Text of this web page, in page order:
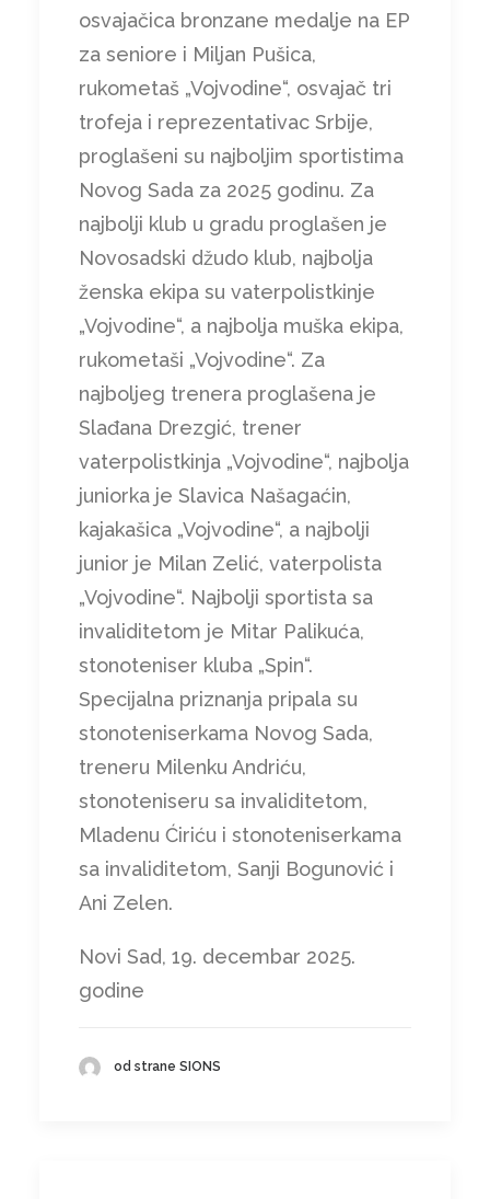
osvajačica bronzane medalje na EP
za seniore i Miljan Pušica,
rukometaš „Vojvodine“, osvajač tri
trofeja i reprezentativac Srbije,
proglašeni su najboljim sportistima
Novog Sada za 2025 godinu. Za
najbolji klub u gradu proglašen je
Novosadski džudo klub, najbolja
ženska ekipa su vaterpolistkinje
„Vojvodine“, a najbolja muška ekipa,
rukometaši „Vojvodine“. Za
najboljeg trenera proglašena je
Slađana Drezgić, trener
vaterpolistkinja „Vojvodine“, najbolja
juniorka je Slavica Našagaćin,
kajakašica „Vojvodine“, a najbolji
junior je Milan Zelić, vaterpolista
„Vojvodine“. Najbolji sportista sa
invaliditetom je Mitar Palikuća,
stonoteniser kluba „Spin“.
Specijalna priznanja pripala su
stonoteniserkama Novog Sada,
treneru Milenku Andriću,
stonoteniseru sa invaliditetom,
Mladenu Ćiriću i stonoteniserkama
sa invaliditetom, Sanji Bogunović i
Ani Zelen.
Novi Sad, 19. decembar 2025.
godine
od strane SIONS